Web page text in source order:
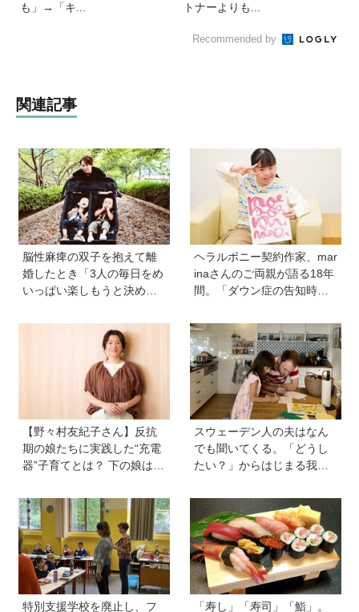
も」→「キ...
トナーよりも...
Recommended by
関連記事
脳性麻痺の双子を抱えて離
婚したとき「3人の毎日をめ
いっぱい楽しもうと決め
訊く子どもの人生の輝かせ
ヘラルボニー契約作家、mar
inaさんのご両親が語る18年
間。「ダウン症の告知時は
も前に進めた理由は…？ 古
代・宇宙文字のような《mar
ina-moji》が人気！
【野々村友紀子さん】反抗
期の娘たちに実践した“充電
器”子育てとは？ 下の娘は小
入りまーす」と宣言！
スウェーデン人の夫はなん
でも聞いてくる。「どうし
たい？」からはじまる我が
て vol.24】
特別支援学校を廃止し、フ
「寿し」「寿司」「鮨」。